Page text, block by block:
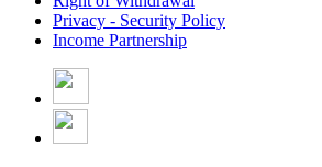
Privacy - Security Policy
Income Partnership